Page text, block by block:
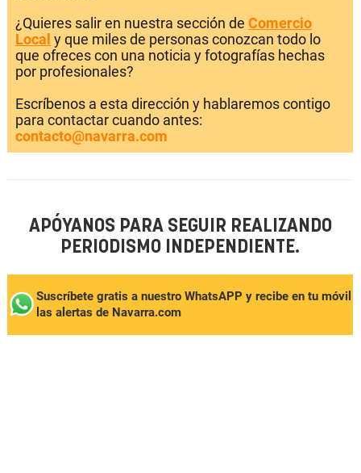
¿Quieres salir en nuestra sección de Comercio
Local y que miles de personas conozcan todo lo
que ofreces con una noticia y fotografías hechas
por profesionales?
Escríbenos a esta dirección y hablaremos contigo
para contactar cuando antes:
contacto@navarra.com
APÓYANOS PARA SEGUIR REALIZANDO
PERIODISMO INDEPENDIENTE.
Suscríbete gratis a nuestro WhatsAPP y recibe en tu móvil
las alertas de Navarra.com